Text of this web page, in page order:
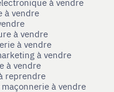
à vendre
à vendre
à vendre
à vendre
à vendre
reprendre
à vendre